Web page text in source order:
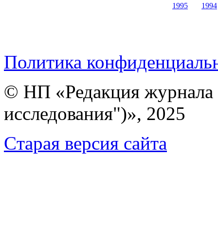
1995
1994
Политика
© НП «Редакция
исследования")», 2025
Cтарая версия сайта